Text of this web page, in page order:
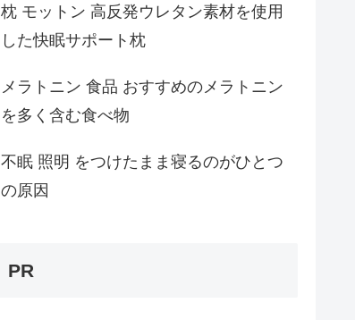
枕 モットン 高反発ウレタン素材を使用
した快眠サポート枕
メラトニン 食品 おすすめのメラトニン
を多く含む食べ物
不眠 照明 をつけたまま寝るのがひとつ
の原因
PR